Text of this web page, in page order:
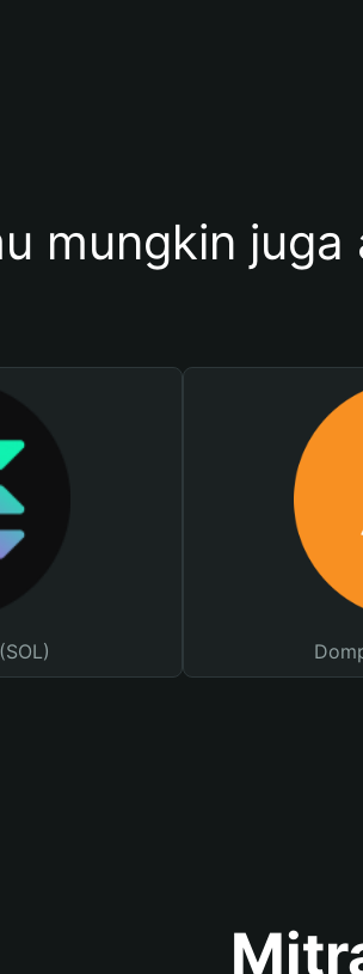
mungkin